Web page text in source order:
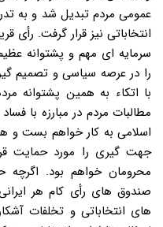
عمومی مردم تبدیل شد و به
سرمایه ای مهم و پشتوانه
را در عرصه سیاسی و تصمیم
با اتکاء به همین پشتوانه
مطالبات مردم در مبارزه با
اسلامی به کار خواهم بست و
جهت گیری را مورد حمایت
محرومان خواهم بود.
صندوق های رأی کام هر
های انتخاباتی و تخلفات